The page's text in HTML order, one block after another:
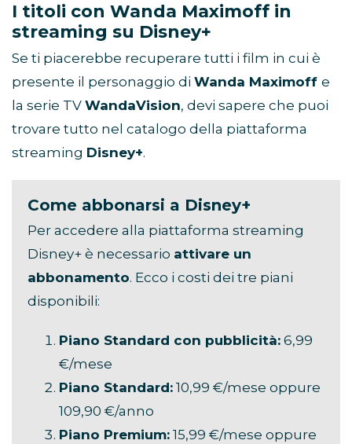
I titoli con Wanda Maximoff in
streaming su Disney+
Se ti piacerebbe recuperare tutti i film in cui è
presente il personaggio di Wanda Maximoff e
la serie TV WandaVision, devi sapere che puoi
trovare tutto nel catalogo della piattaforma
streaming Disney+.
Come abbonarsi a Disney+
Per accedere alla piattaforma streaming
Disney+ è necessario attivare un
abbonamento. Ecco i costi dei tre piani
disponibili:
Piano Standard con pubblicità: 6,99
€/mese
Piano Standard: 10,99 €/mese oppure
109,90 €/anno
Piano Premium: 15,99 €/mese oppure